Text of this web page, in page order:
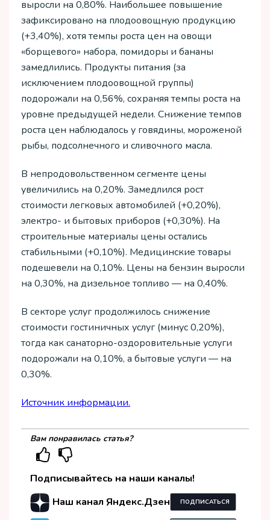
выросли на 0,80%. Наибольшее повышение
зафиксировано на плодоовощную продукцию
(+3,40%), хотя темпы роста цен на овощи
«борщевого» набора, помидоры и бананы
замедлились. Продукты питания (за
исключением плодоовощной группы)
подорожали на 0,56%, сохраняя темпы роста на
уровне предыдущей недели. Снижение темпов
роста цен наблюдалось у говядины, мороженой
рыбы, подсолнечного и сливочного масла.
В непродовольственном сегменте цены
увеличились на 0,20%. Замедлился рост
стоимости легковых автомобилей (+0,20%),
электро- и бытовых приборов (+0,30%). На
строительные материалы цены остались
стабильными (+0,10%). Медицинские товары
подешевели на 0,10%. Цены на бензин выросли
на 0,30%, на дизельное топливо — на 0,40%.
В секторе услуг продолжилось снижение
стоимости гостиничных услуг (минус 0,20%),
тогда как санаторно-оздоровительные услуги
подорожали на 0,10%, а бытовые услуги — на
0,30%.
Источник информации.
Вам понравилась статья?
Подписывайтесь на наши каналы!
Наш канал Яндекс.Дзен
ПОДПИСАТЬСЯ